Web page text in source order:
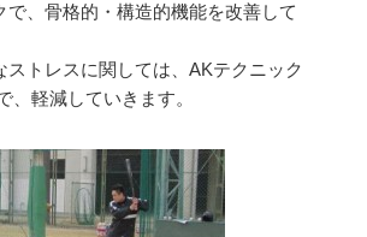
で、骨格的・構造的機能を改善して
ストレスに関しては、AKテクニック
、軽減していきます。